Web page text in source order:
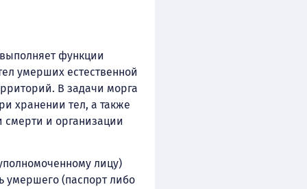
функции
умерших естественной
В задачи морга
хранении тел, а также
и организации
лицу)
умершего (паспорт либо